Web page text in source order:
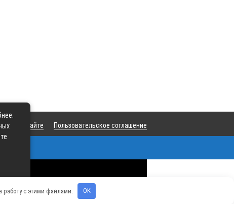
О сайте Пользовательское соглашение
с этими файлами. OK